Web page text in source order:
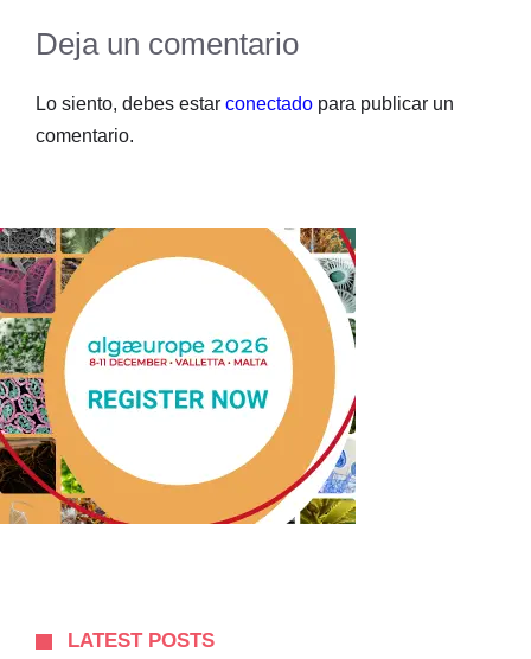
Deja un comentario
Lo siento, debes estar conectado para publicar un
comentario.
LATEST POSTS